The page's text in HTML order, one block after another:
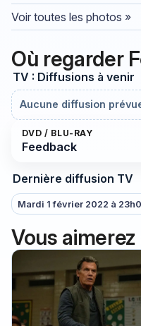
Voir toutes les photos »
Où regarder
TV : Diffusions à venir
Aucune diffusion
DVD / BLU-RAY
Feedback
Dernière diffusion TV
Mardi 1 février 2022 à
Vous aimerez